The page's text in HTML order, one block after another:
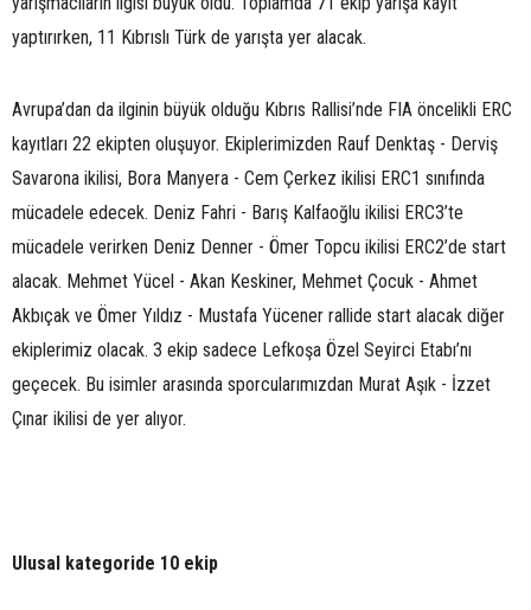
yaptırırken, 11 Kıbrıslı Türk de yarışta yer alacak.
Avrupa’dan da ilginin büyük olduğu Kıbrıs Rallisi’nde FIA öncelikli ERC
kayıtları 22 ekipten oluşuyor. Ekiplerimizden Rauf Denktaş - Derviş
Savarona ikilisi, Bora Manyera - Cem Çerkez ikilisi ERC1 sınıfında
mücadele edecek. Deniz Fahri - Barış Kalfaoğlu ikilisi ERC3’te
mücadele verirken Deniz Denner - Ömer Topcu ikilisi ERC2’de start
alacak. Mehmet Yücel - Akan Keskiner, Mehmet Çocuk - Ahmet
Akbıçak ve Ömer Yıldız - Mustafa Yücener rallide start alacak diğer
ekiplerimiz olacak. 3 ekip sadece Lefkoşa Özel Seyirci Etabı’nı
geçecek. Bu isimler arasında sporcularımızdan Murat Aşık - İzzet
Çınar ikilisi de yer alıyor.
Ulusal kategoride 10 ekip